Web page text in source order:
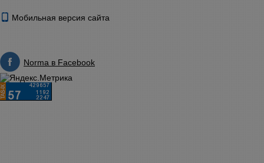
Мобильная версия сайта
Norma в Facebook